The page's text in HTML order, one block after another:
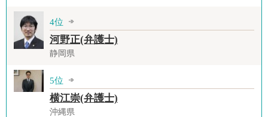
4位
河野正(弁護士)
静岡県
5位
横江崇(弁護士)
沖縄県